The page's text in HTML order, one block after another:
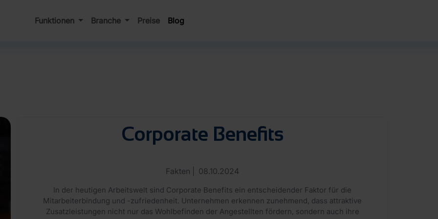
Funktionen Branche Preise Blog
Corporate Benefits
Fakten 08.10.2024
In der heutigen Arbeitswelt sind Corporate Benefits ein entscheidender Faktor für die
Mitarbeiterbindung und -zufriedenheit. Unternehmen erkennen zunehmend, dass attraktive
Zusatzleistungen nicht nur das Wohlbefinden der Angestellten fördern, sondern auch ihre